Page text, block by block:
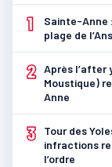
1
Sainte-Anne
plage de
2 Après l’after
Moustique)
Anne
3
Tour des
infractions
l’ordre